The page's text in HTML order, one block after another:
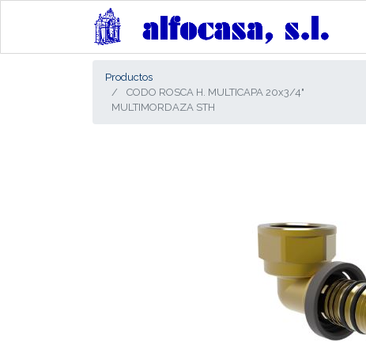
Productos
CODO ROSCA H. MULTICAPA 20x3/4"
MULTIMORDAZA STH